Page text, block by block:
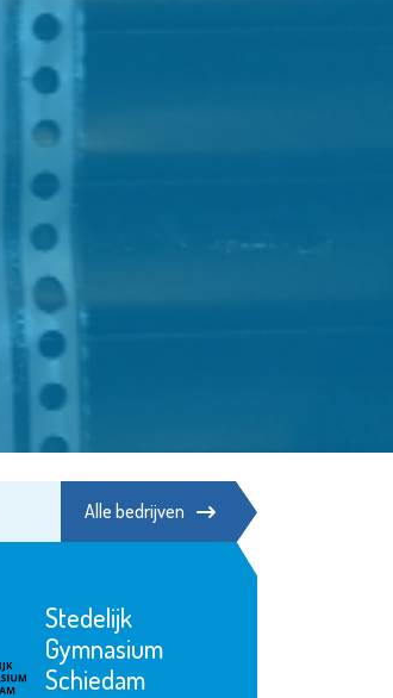
Alle bedrijven
Shell Energy and
Chemicals Park
Rotterdam